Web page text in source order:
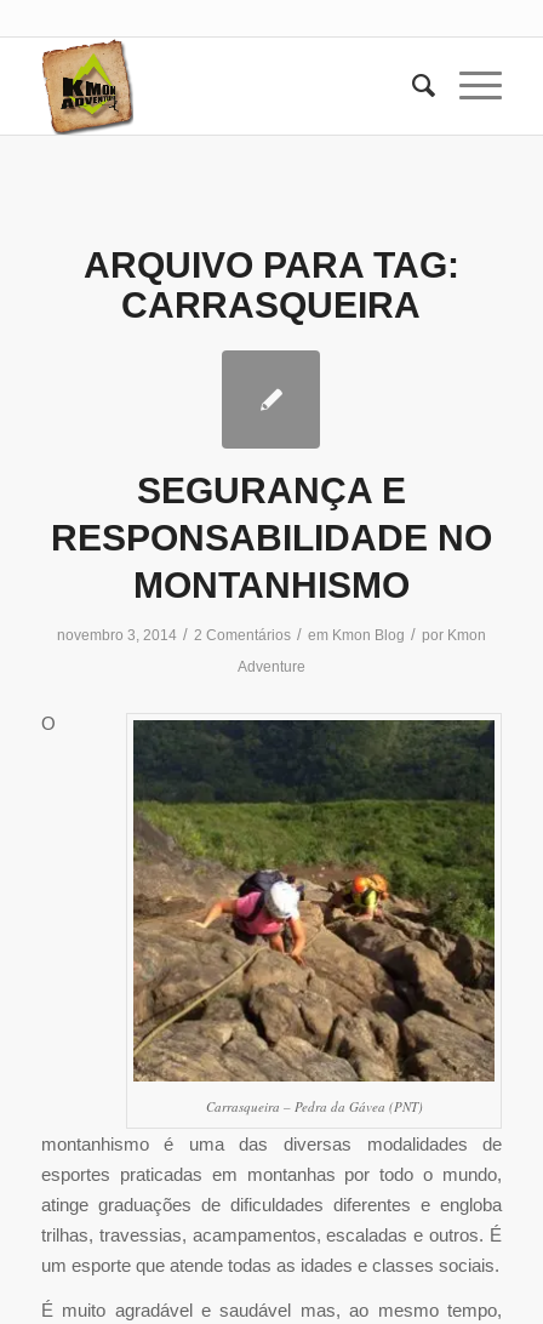
ARQUIVO PARA TAG:
CARRASQUEIRA
SEGURANÇA E
RESPONSABILIDADE NO
MONTANHISMO
novembro 3, 2014 / 2 Comentários / em Kmon Blog / por Kmon
Adventure
Carrasqueira – Pedra da Gávea (PNT)
O
montanhismo é uma das diversas modalidades de
esportes praticadas em montanhas por todo o mundo,
atinge graduações de dificuldades diferentes e engloba
trilhas, travessias, acampamentos, escaladas e outros. É
um esporte que atende todas as idades e classes sociais.
É muito agradável e saudável mas, ao mesmo tempo,